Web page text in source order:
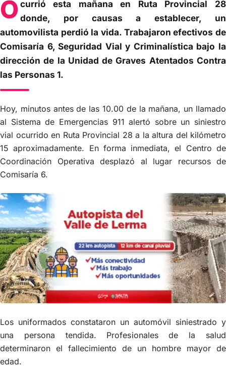
Ocurrió esta mañana en Ruta Provincial 28
donde, por causas a establecer, un
automovilista perdió la vida. Trabajaron efectivos de
Comisaría 6, Seguridad Vial y Criminalística bajo la
dirección de la Unidad de Graves Atentados Contra
las Personas 1.
Hoy, minutos antes de las 10.00 de la mañana, un llamado
al Sistema de Emergencias 911 alertó sobre un siniestro
vial ocurrido en Ruta Provincial 28 a la altura del kilómetro
15 aproximadamente. En forma inmediata, el Centro de
Coordinación Operativa desplazó al lugar recursos de
Comisaría 6.
Los uniformados constataron un automóvil siniestrado y
una persona tendida. Profesionales de la salud
determinaron el fallecimiento de un hombre mayor de
edad.